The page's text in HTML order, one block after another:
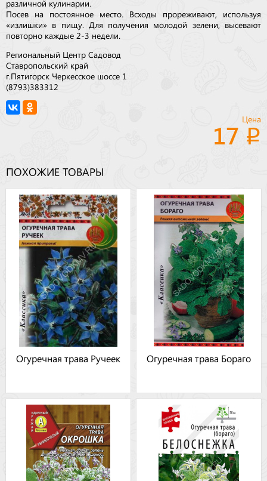
различной кулинарии.
Посев на постоянное место. Всходы прореживают, используя
«излишки» в пищу. Для получения молодой зелени, высевают
повторно каждые 2-3 недели.
Региональный Центр Садовод
Ставропольский край
г.Пятигорск Черкесское шоссе 1
(8793)383312
Цена
17
ПОХОЖИЕ ТОВАРЫ
Огуречная трава Ручеек Огуречная трава Бораго